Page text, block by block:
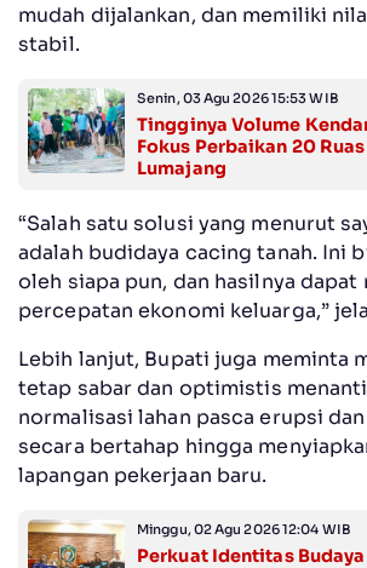
mudah dijalankan, dan memiliki
stabil.
Senin, 03 Agu 2026 15:53 WIB
Tingginya Volume
Fokus Perbaikan 20
Lumajang
“Salah satu solusi yang menurut
adalah budidaya cacing tanah. Ini
oleh siapa pun, dan hasilnya dapat
percepatan ekonomi keluarga,”
Lebih lanjut, Bupati juga meminta
tetap sabar dan optimistis
normalisasi lahan pasca erupsi
secara bertahap hingga
lapangan pekerjaan baru.
Minggu, 02 Agu 2026 12:04 WIB
Perkuat Identitas